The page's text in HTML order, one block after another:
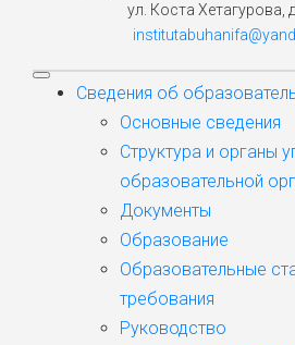
ул. Коста Хетагурова,
Сведения об
Основные сведения
Структура и органы
образовательной
Документы
Образование
Образовательные
требования
Руководство